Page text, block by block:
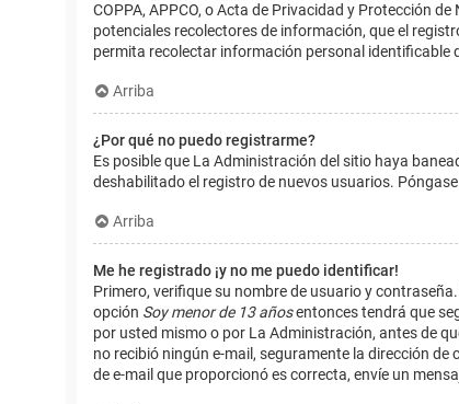
COPPA, APPCO, o Acta de Privacidad y Protección
potenciales recolectores de información, que el
permita recolectar información personal identificable
Arriba
¿Por qué no puedo registrarme?
Es posible que La Administración del sitio haya
deshabilitado el registro de nuevos usuarios.
Arriba
Me he registrado ¡y no me puedo identificar!
Primero, verifique su nombre de usuario y
opción Soy menor de 13 añosentonces tendrá que
por usted mismo o por La Administración, antes de
no recibió ningún e-mail, seguramente la dirección
de e-mail que proporcionó es correcta, envíe un